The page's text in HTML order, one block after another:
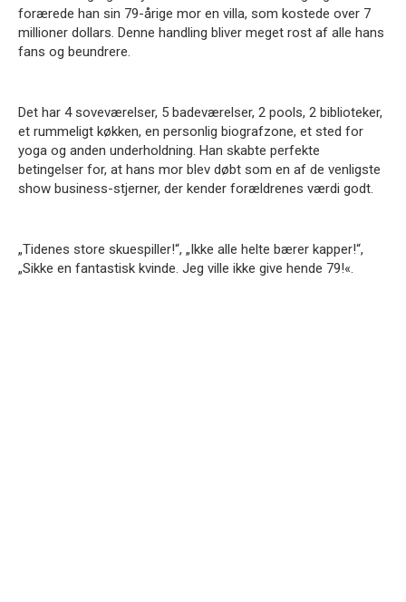
forærede han sin 79-årige mor en villa, som kostede over 7
millioner dollars. Denne handling bliver meget rost af alle hans
fans og beundrere.
Det har 4 soveværelser, 5 badeværelser, 2 pools, 2 biblioteker,
et rummeligt køkken, en personlig biografzone, et sted for
yoga og anden underholdning. Han skabte perfekte
betingelser for, at hans mor blev døbt som en af ​​de venligste
show business-stjerner, der kender forældrenes værdi godt.
„Tidenes store skuespiller!“, „Ikke alle helte bærer kapper!“,
„Sikke en fantastisk kvinde. Jeg ville ikke give hende 79!«.